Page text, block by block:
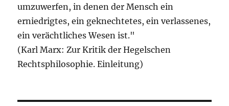
umzuwerfen, in denen der Mensch ein
erniedrigtes, ein geknechtetes, ein verlassenes,
ein verächtliches Wesen ist."
(Karl Marx: Zur Kritik der Hegelschen
Rechtsphilosophie. Einleitung)